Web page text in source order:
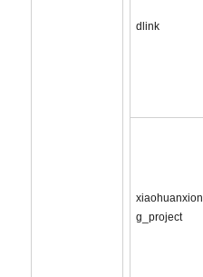
dlink
xiaohuanxion
g_project